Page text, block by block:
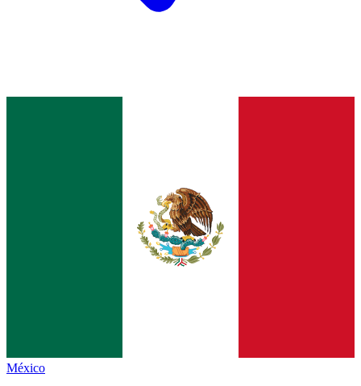
México